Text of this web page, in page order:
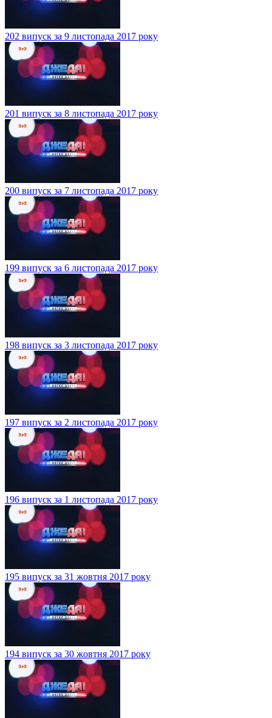
202 випуск за 9 листопада 2017 року
201 випуск за 8 листопада 2017 року
200 випуск за 7 листопада 2017 року
199 випуск за 6 листопада 2017 року
198 випуск за 3 листопада 2017 року
197 випуск за 2 листопада 2017 року
196 випуск за 1 листопада 2017 року
195 випуск за 31 жовтня 2017 року
194 випуск за 30 жовтня 2017 року